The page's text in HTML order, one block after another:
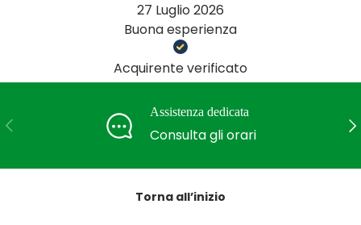
27 Luglio 2026
Buona esperienza
Acquirente verificato
Indietro
Assistenza dedicata
Consulta gli orari
Torna all’inizio